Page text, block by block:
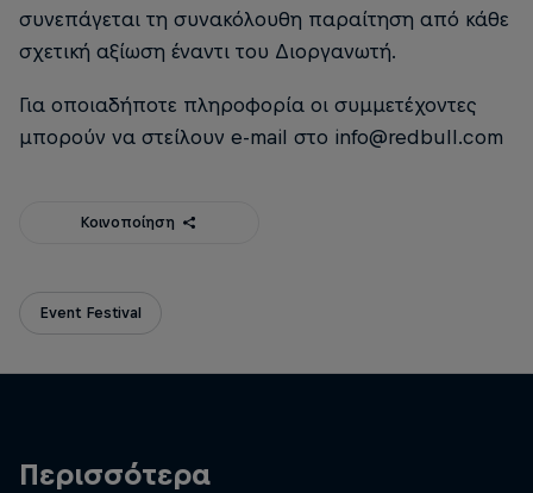
συνεπάγεται τη συνακόλουθη παραίτηση από κάθε
σχετική αξίωση έναντι του Διοργανωτή.
Για οποιαδήποτε πληροφορία οι συμμετέχοντες
μπορούν να στείλουν e-mail στο info@redbull.com
Κοινοποίηση
Event Festival
Περισσότερα